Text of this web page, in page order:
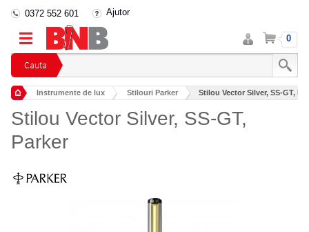
Cauta
0372 552 601 Ajutor
Intra
in
cont
Cos 0
Instrumente de lux Stilouri Parker Stilou Vector Silver, SS-GT,
Stilou Vector Silver, SS-GT,
Parker